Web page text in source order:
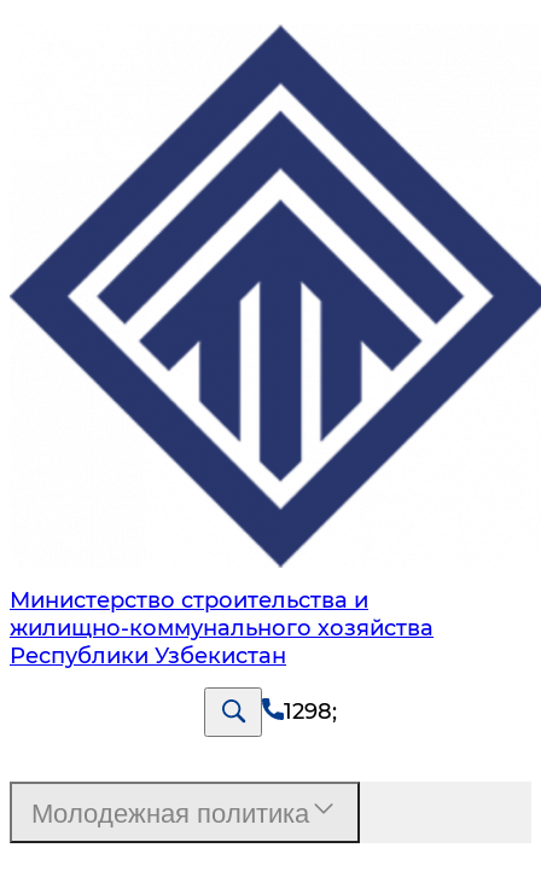
Министерство строительства и
жилищно-коммунального хозяйства
Республики Узбекистан
1298;
Молодежная политика